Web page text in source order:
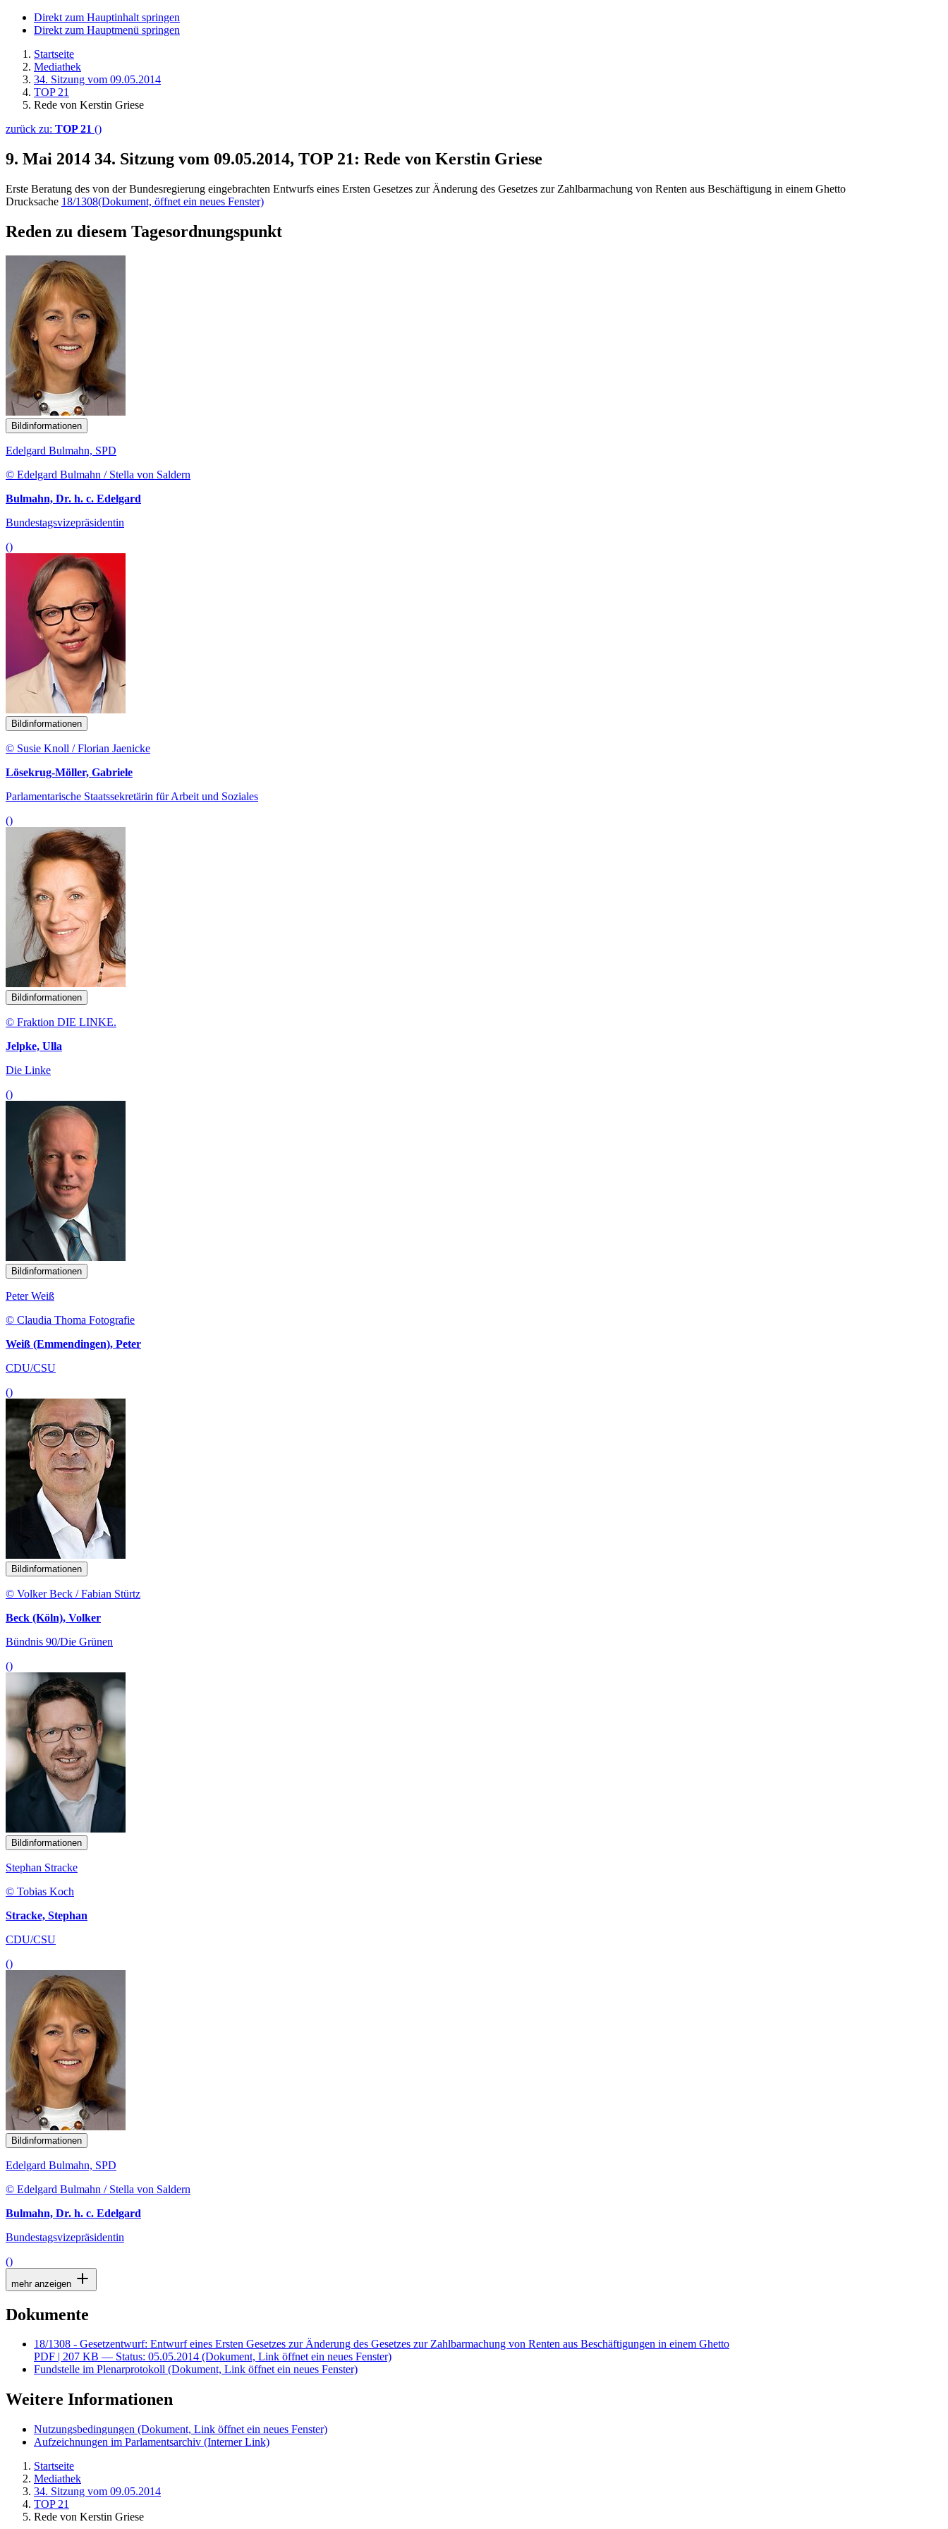
Direkt zum Hauptinhalt springen
Direkt zum Hauptmenü springen
Startseite
Mediathek
34. Sitzung vom 09.05.2014
TOP 21
Rede von Kerstin Griese
zurück zu: TOP 21 ()
9. Mai 2014 34. Sitzung vom 09.05.2014, TOP 21: Rede von Kerstin Griese
Erste Beratung des von der Bundesregierung eingebrachten Entwurfs eines Ersten Gesetzes zur Änderung des Gesetzes zur Zahlbarmachung von Renten aus Beschäftigung in einem Ghetto
Drucksache 18/1308(Dokument, öffnet ein neues Fenster)
Reden zu diesem Tagesordnungspunkt
Bildinformationen
Edelgard Bulmahn, SPD
© Edelgard Bulmahn / Stella von Saldern
Bulmahn, Dr. h. c. Edelgard
Bundestagsvizepräsidentin
()
Bildinformationen
© Susie Knoll / Florian Jaenicke
Lösekrug-Möller, Gabriele
Parlamentarische Staatssekretärin für Arbeit und Soziales
()
Bildinformationen
© Fraktion DIE LINKE.
Jelpke, Ulla
Die Linke
()
Bildinformationen
Peter Weiß
© Claudia Thoma Fotografie
Weiß (Emmendingen), Peter
CDU/CSU
()
Bildinformationen
© Volker Beck / Fabian Stürtz
Beck (Köln), Volker
Bündnis 90/Die Grünen
()
Bildinformationen
Stephan Stracke
© Tobias Koch
Stracke, Stephan
CDU/CSU
()
Bildinformationen
Edelgard Bulmahn, SPD
© Edelgard Bulmahn / Stella von Saldern
Bulmahn, Dr. h. c. Edelgard
Bundestagsvizepräsidentin
()
mehr anzeigen
Dokumente
18/1308 - Gesetzentwurf: Entwurf eines Ersten Gesetzes zur Änderung des Gesetzes zur Zahlbarmachung von Renten aus Beschäftigungen in einem Ghetto
PDF | 207 KB — Status: 05.05.2014 (Dokument, Link öffnet ein neues Fenster)
Fundstelle im Plenarprotokoll (Dokument, Link öffnet ein neues Fenster)
Weitere Informationen
Nutzungsbedingungen (Dokument, Link öffnet ein neues Fenster)
Aufzeichnungen im Parlamentsarchiv (Interner Link)
Startseite
Mediathek
34. Sitzung vom 09.05.2014
TOP 21
Rede von Kerstin Griese